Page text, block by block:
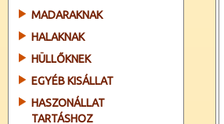
MADARAKNAK
HALAKNAK
HÜLLŐKNEK
EGYÉB KISÁLLAT
HASZONÁLLAT
TARTÁSHOZ